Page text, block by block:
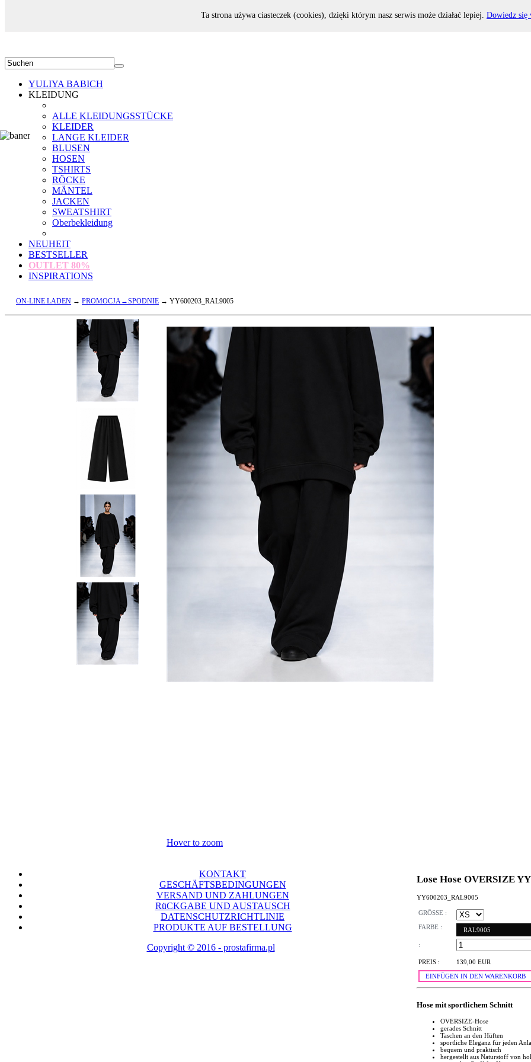
YULIYA BABICH
KLEIDUNG
ALLE KLEIDUNGSSTÜCKE
KLEIDER
LANGE KLEIDER
BLUSEN
HOSEN
TSHIRTS
RÖCKE
MÄNTEL
JACKEN
SWEATSHIRT
Oberbekleidung
NEUHEIT
BESTSELLER
OUTLET 80%
INSPIRATIONS
ON-LINE LADEN → PROMOCJA→SPODNIE → YY600203_RAL9005
Hover to zoom
Lose Hose OVERSIZE
YY600203_RAL9005
GRÖSSE :
FARBE :
RAL9005
:
PREIS :
139,00 EUR
EINFÜGEN IN DEN WARENKORB
Hose mit sportlichem Schnitt
OVERSIZE-Hose
gerades Schnitt
Taschen an den Hüften
sportliche Eleganz für jeden
bequem und praktisch
hergestellt aus Naturstoff von
KONTAKT
GESCHÄFTSBEDINGUNGEN
VERSAND UND ZAHLUNGEN
RüCKGABE UND AUSTAUSCH
DATENSCHUTZRICHTLINIE
PRODUKTE AUF BESTELLUNG
Copyright © 2016 - prostafirma.pl
Ta strona używa ciasteczek (cookies), dzięki którym nasz serwis może działać lepiej. Dowiedz się